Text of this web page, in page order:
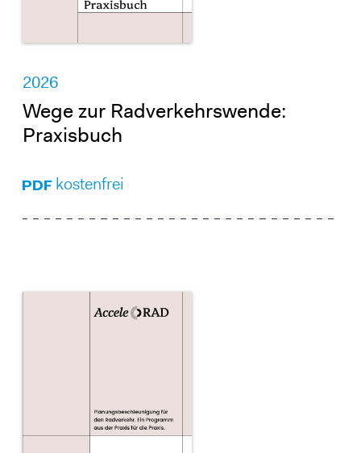
2026
Wege zur Radverkehrswende:
Praxisbuch
kostenfrei